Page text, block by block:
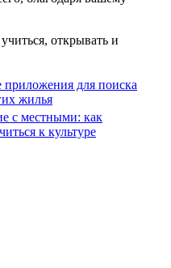
открывать и
для поиска
жилья
с местными: как
к культуре